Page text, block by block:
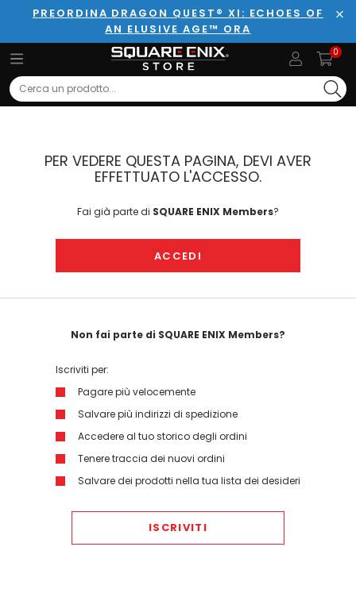
PREORDINA DRAGON QUEST® XI: ECHOES OF
AN ELUSIVE AGE™ ORA
0
Search
PER VEDERE QUESTA PAGINA, DEVI AVER
EFFETTUATO L'ACCESSO.
Fai già parte di SQUARE ENIX Members?
ACCEDI
Non fai parte di SQUARE ENIX Members?
Iscriviti per:
Pagare più velocemente
Salvare più indirizzi di spedizione
Accedere al tuo storico degli ordini
Tenere traccia dei nuovi ordini
Salvare dei prodotti nella tua lista dei desideri
ISCRIVITI